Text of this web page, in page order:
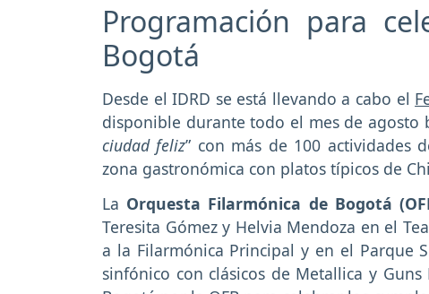
Programación para
Bogotá
Desde el IDRD se está llevando a cabo el
disponible durante todo el mes de agosto
ciudad feliz” con más de 100 actividades
zona gastronómica con platos típicos de
La Orquesta Filarmónica de Bogotá
Teresita Gómez y Helvia Mendoza en el
a la Filarmónica Principal y en el Parque
sinfónico con clásicos de Metallica y